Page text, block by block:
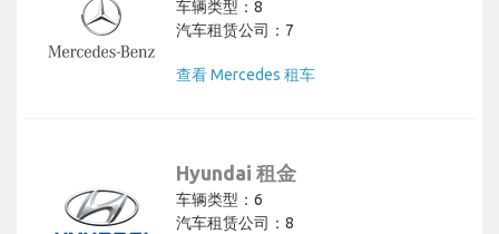
车辆类型：8
汽车租赁公司：7
查看 Mercedes 租车
Hyundai 租金
车辆类型：6
汽车租赁公司：8